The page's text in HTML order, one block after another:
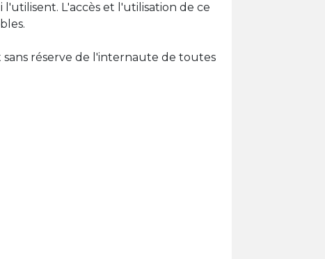
L'accès et l'utilisation de ce
réserve de l'internaute de toutes